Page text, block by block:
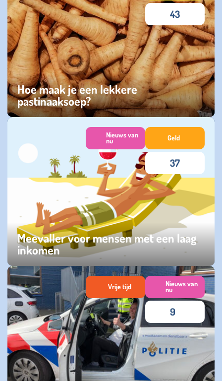
Hoe maak je een lekkere
pastinaaksoep?
dinsdag 28 oktober 2025
43
Meevaller voor mensen met een laag
inkomen
maandag 28 april 2025
Nieuws van
nu Geld
37
Vrije tijd Nieuws van
nu
9